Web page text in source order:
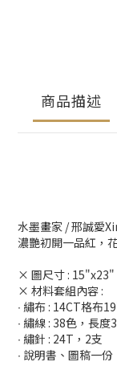
商品描述
水墨畫家 / 邢誠愛
濃艷初開一品紅，
× 圖尺寸 :
× 材料套組內容 :
∙ 繡布 : 14CT格布
∙ 繡線 : 38色，長
∙ 繡針 : 24T，2支
∙ 說明書、圖稿一份